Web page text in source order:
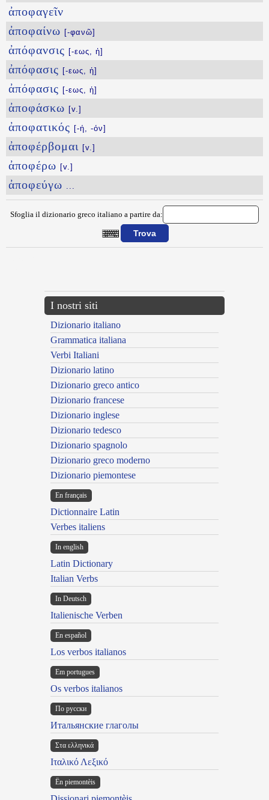
ἀποφαγεῖν
ἀποφαίνω [-φανῶ]
ἀπόφανσις [-εως, ἡ]
ἀπόφασις [-εως, ἡ]
ἀπόφασις [-εως, ἡ]
ἀποφάσκω [v.]
ἀποφατικός [-ή, -όν]
ἀποφέρβομαι [v.]
ἀποφέρω [v.]
ἀποφεύγω ...
Sfoglia il dizionario greco italiano a partire da:
I nostri siti
Dizionario italiano
Grammatica italiana
Verbi Italiani
Dizionario latino
Dizionario greco antico
Dizionario francese
Dizionario inglese
Dizionario tedesco
Dizionario spagnolo
Dizionario greco moderno
Dizionario piemontese
En français
Dictionnaire Latin
Verbes italiens
In english
Latin Dictionary
Italian Verbs
In Deutsch
Italienische Verben
En español
Los verbos italianos
Em portugues
Os verbos italianos
По русски
Итальянские глаголы
Στα ελληνικά
Ιταλικό Λεξικό
Ën piemontèis